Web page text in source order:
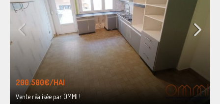
200.500€/HAI
Vente réalisée par OMMI !